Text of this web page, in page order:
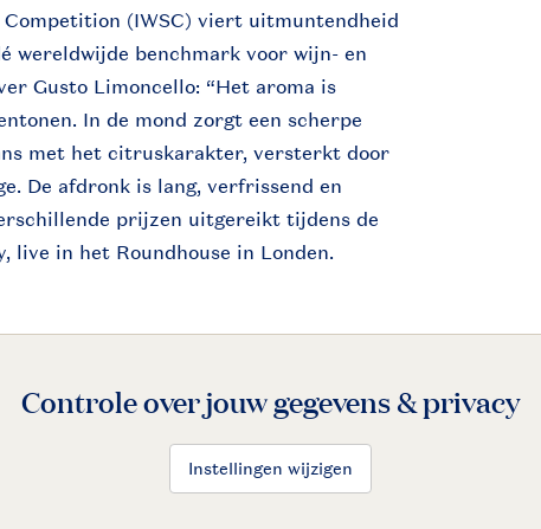
(IWSC) viert uitmuntendheid
wereldwijde benchmark voor wijn- en
Gusto Limoncello: “Het aroma is
In de mond zorgt een scherpe
met het citruskarakter, versterkt door
De afdronk is lang, verfrissend en
prijzen uitgereikt tijdens de
live in het Roundhouse in Londen.
Controle over jouw gegevens & privacy
Instellingen wijzigen